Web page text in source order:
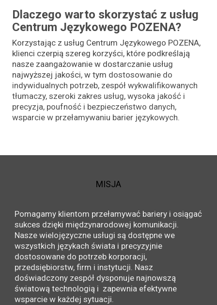
Dlaczego warto skorzystać z usług
Centrum Językowego POZENA?
Korzystając z usług Centrum Językowego POZENA,
klienci czerpią szereg korzyści, które podkreślają
nasze zaangażowanie w dostarczanie usług
najwyższej jakości, w tym dostosowanie do
indywidualnych potrzeb, zespół wykwalifikowanych
tłumaczy, szeroki zakres usług, wysoka jakość i
precyzja, poufność i bezpieczeństwo danych,
wsparcie w przełamywaniu barier językowych.
MISJA
Pomagamy klientom przełamywać bariery i osiągać
sukces dzięki międzynarodowej komunikacji.
Nasze wielojęzyczne usługi są dostępne we
wszystkich językach świata i precyzyjnie
dostosowane do potrzeb korporacji,
przedsiębiorstw, firm i instytucji. Nasz
doświadczony zespół dysponuje najnowszą
światową technologią i zapewnia efektywne
wsparcie w każdej sytuacji.